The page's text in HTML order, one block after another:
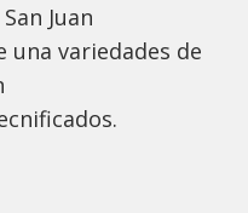
Juan
una variedades de